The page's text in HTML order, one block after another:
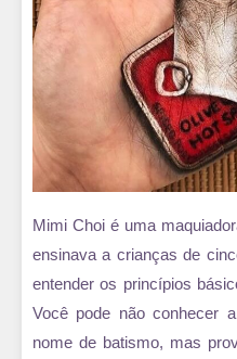
Mimi Choi é uma
ensinava a crianças de
entender os princípios
Você pode não conhecer
nome de batismo, mas